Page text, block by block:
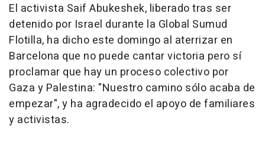
El activista Saif Abukeshek, liberado tras ser
detenido por Israel durante la Global Sumud
Flotilla, ha dicho este domingo al aterrizar en
Barcelona que no puede cantar victoria pero sí
proclamar que hay un proceso colectivo por
Gaza y Palestina: "Nuestro camino sólo acaba de
empezar", y ha agradecido el apoyo de familiares
y activistas.